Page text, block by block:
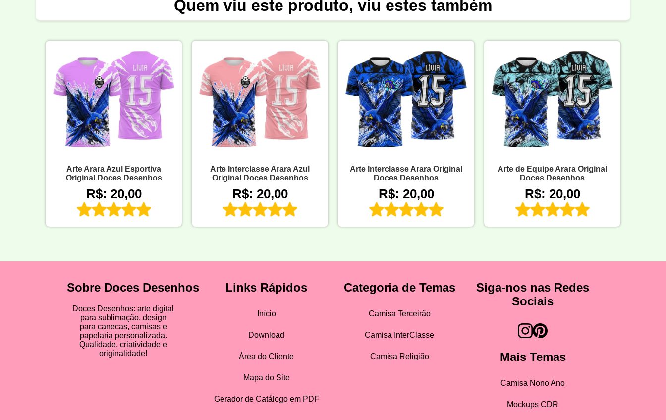
Quem viu este produto, viu estes também
Arte Arara Azul Esportiva
Original Doces Desenhos
R$: 20,00
Arte Interclasse Arara Azul
Original Doces Desenhos
R$: 20,00
Arte Interclasse Arara Original
Doces Desenhos
R$: 20,00
Arte de Equipe Arara Original
Doces Desenhos
R$: 20,00
Sobre Doces Desenhos
Doces Desenhos: arte digital
para sublimação, design
para canecas, camisas e
papelaria personalizada.
Qualidade, criatividade e
originalidade!
Links Rápidos
Início
Download
Área do Cliente
Mapa do Site
Gerador de Catálogo em PDF
Categoria de Temas
Camisa Terceirão
Camisa InterClasse
Camisa Religião
Siga-nos nas Redes
Sociais
Mais Temas
Camisa Nono Ano
Mockups CDR